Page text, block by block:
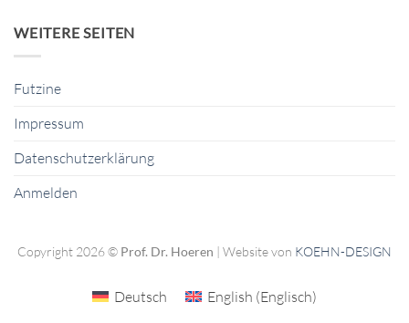
WEITERE SEITEN
Futzine
Impressum
Datenschutzerklärung
Anmelden
Copyright 2026 © Prof. Dr. Hoeren | Website von KOEHN-DESIGN
Deutsch English (Englisch)